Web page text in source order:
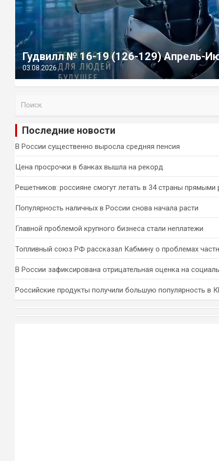
Гудвилл № 16-19 (126-129) Апрель-
03.08.2026
и
Последние новости
В России существенно выросла средняя пенсия
Цена просрочки в банках вышла на рекорд
Решетников: россияне смогут летать в 34 страны прямыми
Популярность наличных в России снова начала расти
Главной проблемой крупного бизнеса стали неплатежи
Топливный союз РФ рассказал Кабмину о проблемах
В России зафиксирована отрицательная оценка на
Российские продукты получили большую популярность в